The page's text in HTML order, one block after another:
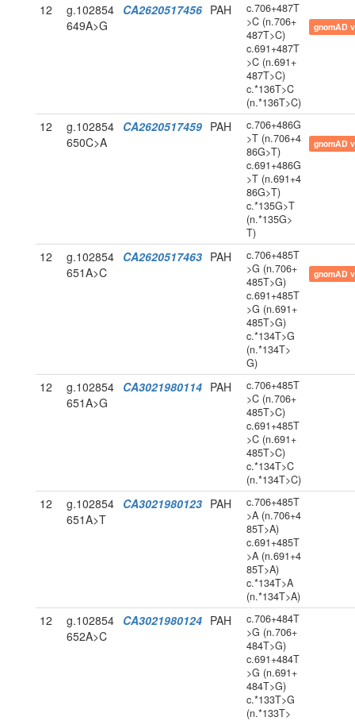
12
g.102854
649A>G
CA2620517456 PAH
c.706+487T
>C (n.706+
487T>C)
c.691+487T
>C (n.691+
487T>C)
c.*136T>C
(n.*136T>C)
gnomAD
12
g.102854
650C>A
CA2620517459 PAH
c.706+486G
>T (n.706+4
86G>T)
c.691+486G
>T (n.691+4
86G>T)
c.*135G>T
(n.*135G>
T)
gnomAD
12
g.102854
651A>C
CA2620517463 PAH
c.706+485T
>G (n.706+
485T>G)
c.691+485T
>G (n.691+
485T>G)
c.*134T>G
(n.*134T>
G)
gnomAD
12
g.102854
651A>G
CA3021980114 PAH
c.706+485T
>C (n.706+
485T>C)
c.691+485T
>C (n.691+
485T>C)
c.*134T>C
(n.*134T>C)
12
g.102854
651A>T
CA3021980123 PAH
c.706+485T
>A (n.706+4
85T>A)
c.691+485T
>A (n.691+4
85T>A)
c.*134T>A
(n.*134T>A)
12
g.102854
652A>C
CA3021980124 PAH
c.706+484T
>G (n.706+
484T>G)
c.691+484T
>G (n.691+
484T>G)
c.*133T>G
(n.*133T>